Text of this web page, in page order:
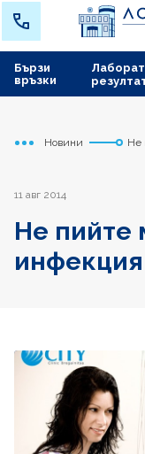
Бързи
връзки
Начало
Варна
Новини Не
11 авг 2014
Не пийте
инфекция